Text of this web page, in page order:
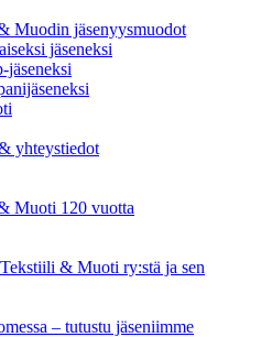
Muodin jäsenyysmuodot
jäseneksi
jäseneksi
yhteystiedot
Muoti 120 vuotta
& Muoti ry:stä ja sen
– tutustu jäseniimme